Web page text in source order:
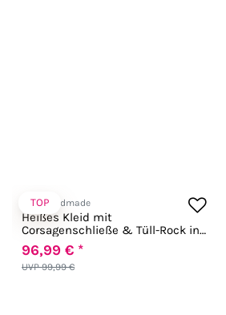
TOP
Noir Handmade
Heißes Kleid mit
Corsagenschließe & Tüll-Rock in
schwarz
UVP 99,99 €
96,99 € *